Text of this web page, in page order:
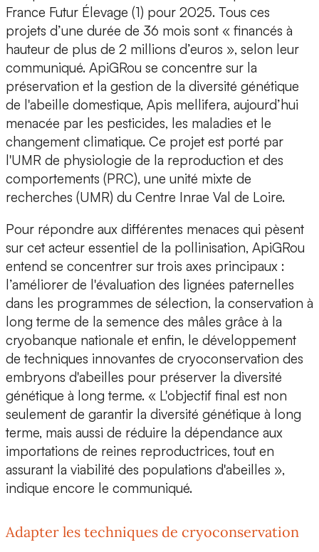
France Futur Élevage (1) pour 2025. Tous ces
projets d’une durée de 36 mois sont « financés à
hauteur de plus de 2 millions d’euros », selon leur
communiqué. ApiGRou se concentre sur la
préservation et la gestion de la diversité génétique
de l'abeille domestique, Apis mellifera, aujourd’hui
menacée par les pesticides, les maladies et le
changement climatique. Ce projet est porté par
l'UMR de physiologie de la reproduction et des
comportements (PRC), une unité mixte de
recherches (UMR) du Centre Inrae Val de Loire.
Pour répondre aux différentes menaces qui pèsent
sur cet acteur essentiel de la pollinisation, ApiGRou
entend se concentrer sur trois axes principaux :
l’améliorer de l'évaluation des lignées paternelles
dans les programmes de sélection, la conservation à
long terme de la semence des mâles grâce à la
cryobanque nationale et enfin, le développement
de techniques innovantes de cryoconservation des
embryons d'abeilles pour préserver la diversité
génétique à long terme. « L'objectif final est non
seulement de garantir la diversité génétique à long
terme, mais aussi de réduire la dépendance aux
importations de reines reproductrices, tout en
assurant la viabilité des populations d'abeilles »,
indique encore le communiqué.
Adapter les techniques de cryoconservation